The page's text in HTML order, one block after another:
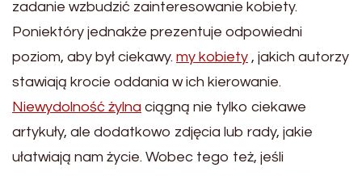
zadanie wzbudzić zainteresowanie kobiety.
Poniektóry jednakże prezentuje odpowiedni
poziom, aby był ciekawy. my kobiety , jakich autorzy
stawiają krocie oddania w ich kierowanie.
Niewydolność żylna ciągną nie tylko ciekawe
artykuły, ale dodatkowo zdjęcia lub rady, jakie
ułatwiają nam życie. Wobec tego też, jeśli